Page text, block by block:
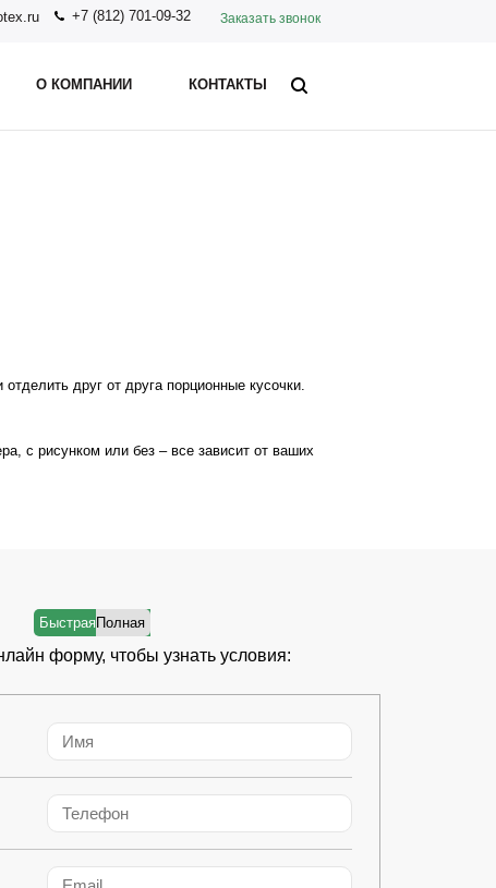
+7 (812) 701-09-32 Заказать звонок
О КОМПАНИИ КОНТАКТЫ
друг от друга порционные кусочки.
с рисунком или без – все зависит от ваших
форму, чтобы узнать условия: